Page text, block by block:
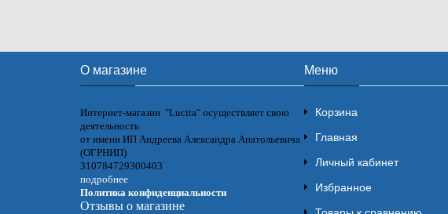
О магазине
Интернет-магазин "Lucita" осуществляет свою
деятельность
от имени ИП Андреева Александра Анатольевича
(ОГРНИП)
310784729300403
подробнее
Политика конфиденциальности
Отзывы о магазине
Меню
Корзина
Главная
Личный кабинет
Избранное